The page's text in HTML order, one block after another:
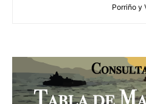
Porriño y